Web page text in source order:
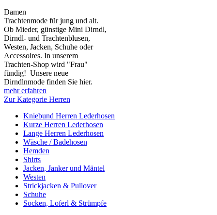
Damen
Trachtenmode für jung und alt.
Ob Mieder, günstige Mini Dirndl,
Dirndl- und Trachtenblusen,
Westen, Jacken, Schuhe oder
Accessoires. In unserem
Trachten-Shop wird "Frau"
fündig! Unsere neue
Dirndlnmode finden Sie hier.
mehr erfahren
Zur Kategorie Herren
Kniebund Herren Lederhosen
Kurze Herren Lederhosen
Lange Herren Lederhosen
Wäsche / Badehosen
Hemden
Shirts
Jacken, Janker und Mäntel
Westen
Strickjacken & Pullover
Schuhe
Socken, Loferl & Strümpfe